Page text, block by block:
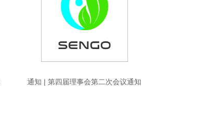
通知 | 第四届理事会第二次会议通知